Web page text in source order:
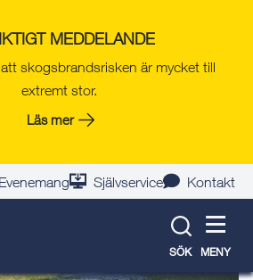
MEDDELANDE
skogsbrandsrisken är mycket till
extremt stor.
Läs mer
Evenemang Självservice Kontakt
SÖK MENY
till evenemangslista